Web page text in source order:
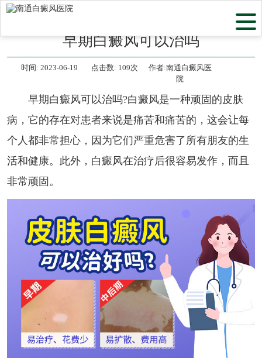
早期白癜风可以治吗
时间: 2023-06-19 点击数: 109次
作者:南通白癜风医
院
早期白癜风可以治吗?白癜风是一种顽固的皮肤
病，它的存在对患者来说是痛苦和痛苦的，这会让每
个人都非常担心，因为它们严重危害了所有朋友的生
活和健康。此外，白癜风在治疗后很容易发作，而且
非常顽固。